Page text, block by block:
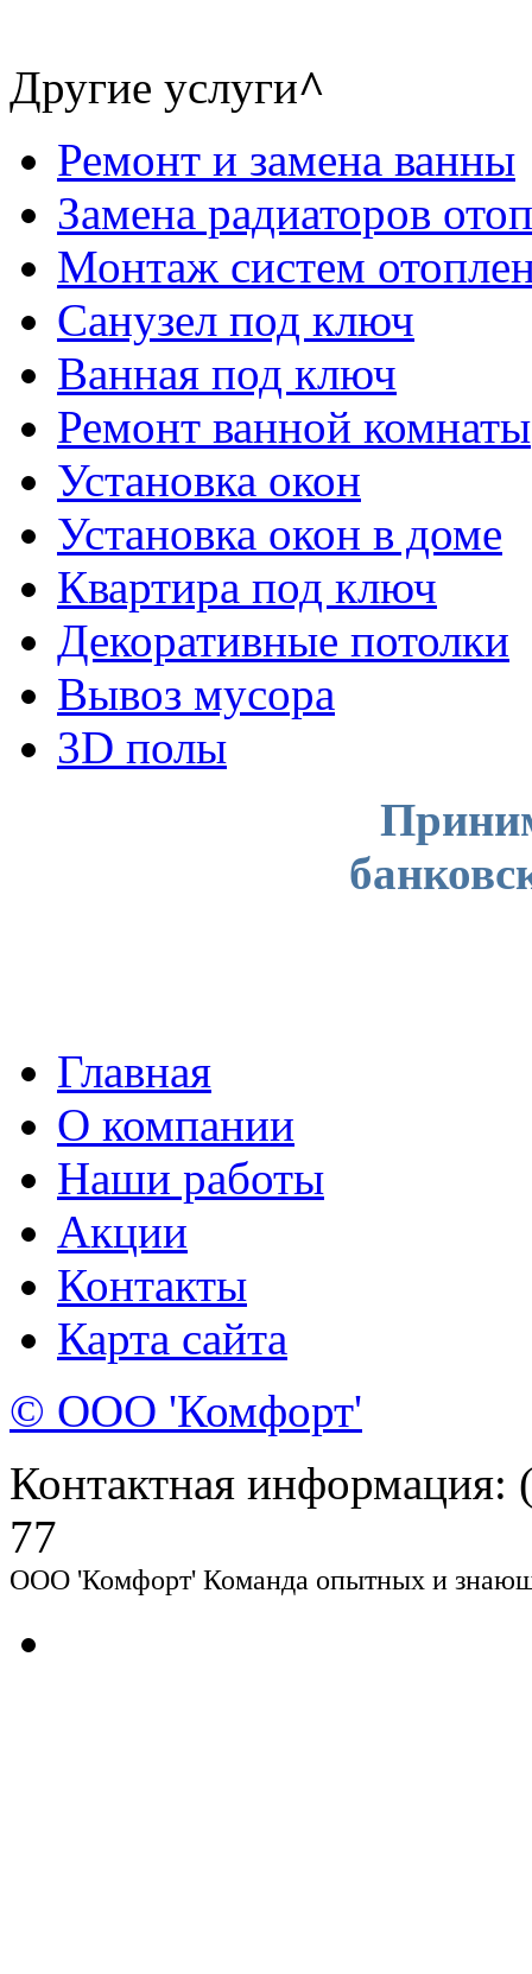
Другие услуги^
Ремонт и замена ванны
Замена радиаторов
Монтаж систем
Санузел под ключ
Ванная под ключ
Ремонт ванной комнаты
Установка окон
Установка окон в доме
Квартира под ключ
Декоративные потолки
Вывоз мусора
3D полы
Главная
О компании
Наши работы
Акции
Контакты
Карта сайта
© ООО 'Комфорт'
Контактная
77
ООО 'Комфорт' Команда опытных и